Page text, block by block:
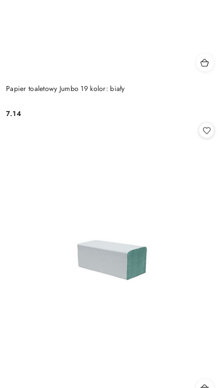
Papier toaletowy Jumbo 19 kolor: biały
Cena:
7.14